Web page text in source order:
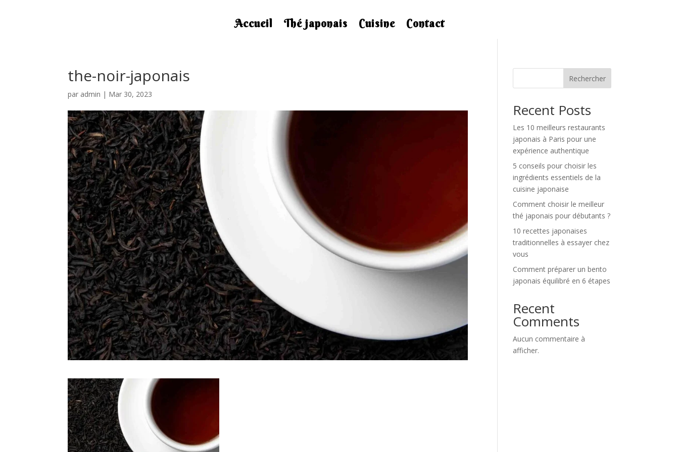
Accueil Thé japonais Cuisine Contact
the-noir-japonais
par admin | Mar 30, 2023
Rechercher
Recent Posts
Les 10 meilleurs restaurants
japonais à Paris pour une
expérience authentique
5 conseils pour choisir les
ingrédients essentiels de la
cuisine japonaise
Comment choisir le meilleur
thé japonais pour débutants ?
10 recettes japonaises
traditionnelles à essayer chez
vous
Comment préparer un bento
japonais équilibré en 6 étapes
Recent
Comments
Aucun commentaire à
afficher.